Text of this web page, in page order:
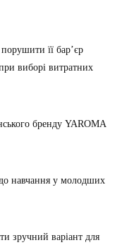
її бар’єр
виборі витратних
бренду YAROMA
навчання у молодших
зручний варіант для